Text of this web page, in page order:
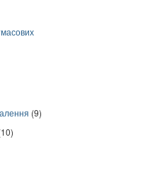
(9)